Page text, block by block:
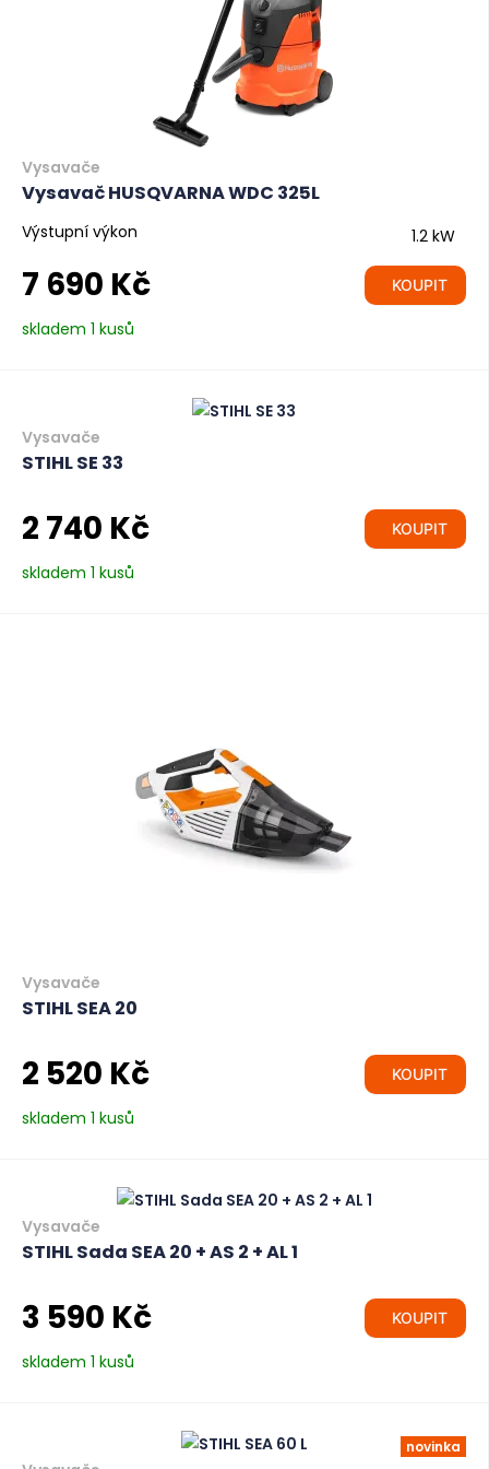
Vysavače
Vysavač HUSQVARNA WDC 325L
Výstupní výkon 1.2 kW
7 690 Kč KOUPIT
skladem 1 kusů
Vysavače
STIHL SE 33
2 740 Kč KOUPIT
skladem 1 kusů
Vysavače
STIHL SEA 20
2 520 Kč KOUPIT
skladem 1 kusů
Vysavače
STIHL Sada SEA 20 + AS 2 + AL 1
3 590 Kč KOUPIT
skladem 1 kusů
novinka